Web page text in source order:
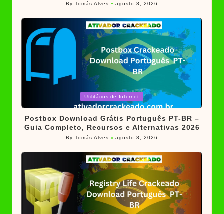
Posted
ByTomás Alves agosto 8, 2026
in
Utilitários de Internet
Postbox Download Grátis Português PT-BR –
Guia Completo, Recursos e Alternativas 2026
Posted
ByTomás Alves agosto 8, 2026